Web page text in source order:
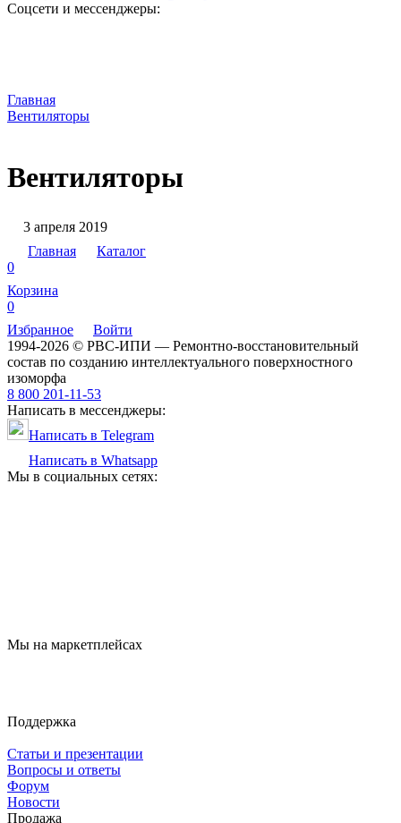
Соцсети и мессенджеры:
Главная
Вентиляторы
Вентиляторы
3 апреля 2019
Главная
Каталог
0
Корзина
0
Избранное
Войти
1994-2026 © РВС-ИПИ — Ремонтно-восстановительный
состав по созданию интеллектуального поверхностного
изоморфа
8 800 201-11-53
Написать в мессенджеры:
Написать в Telegram
Написать в Whatsapp
Мы в социальных сетях:
Мы на маркетплейсах
Поддержка
Статьи и презентации
Вопросы и ответы
Форум
Новости
Продажа